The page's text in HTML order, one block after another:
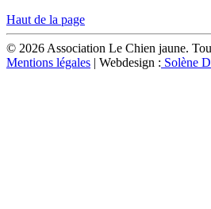
Haut de la page
© 2026 Association Le Chien jaune.
Mentions légales | Webdesign : Solène